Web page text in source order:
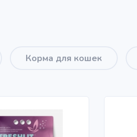
Корма для кошек